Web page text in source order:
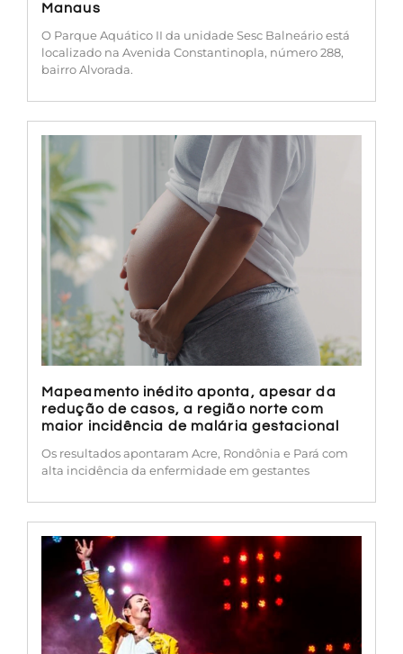
Manaus
O Parque Aquático II da unidade Sesc Balneário está
localizado na Avenida Constantinopla, número 288,
bairro Alvorada.
Mapeamento inédito aponta, apesar da
redução de casos, a região norte com
maior incidência de malária gestacional
Os resultados apontaram Acre, Rondônia e Pará com
alta incidência da enfermidade em gestantes